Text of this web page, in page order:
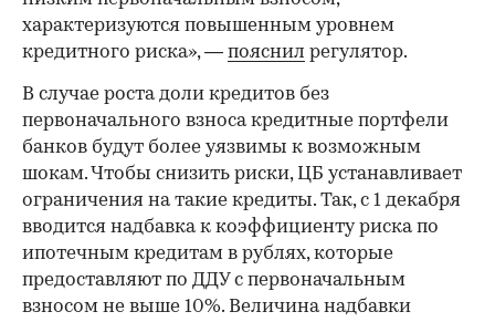
00:00 / 00:00
характеризуются повышенным уровнем
кредитного риска», — пояснил регулятор.
В случае роста доли кредитов без
первоначального взноса кредитные портфели
банков будут более уязвимы к возможным
шокам. Чтобы снизить риски, ЦБ устанавливает
ограничения на такие кредиты. Так, с 1 декабря
вводится надбавка к коэффициенту риска по
ипотечным кредитам в рублях, которые
предоставляют по ДДУ с первоначальным
взносом не выше 10%. Величина надбавки